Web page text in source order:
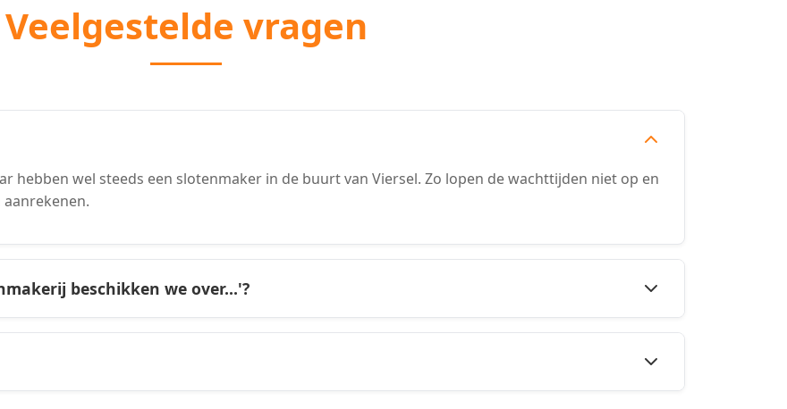
Veelgestelde vragen
hebben wel steeds een slotenmaker in de buurt van Viersel. Zo lopen de wachttijden niet op en
beschikken we over...'?